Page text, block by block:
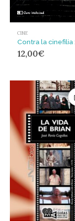
CINE
12,00€